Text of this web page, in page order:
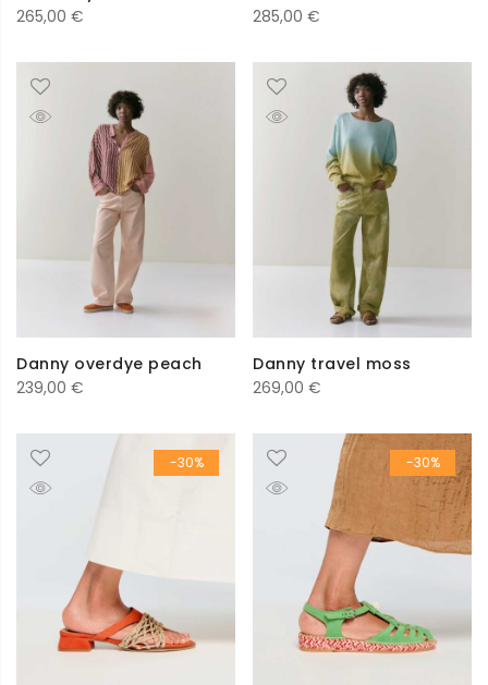
265,00 €
285,00 €
Danny overdye peach
239,00 €
Danny travel moss
269,00 €
-30% -30%